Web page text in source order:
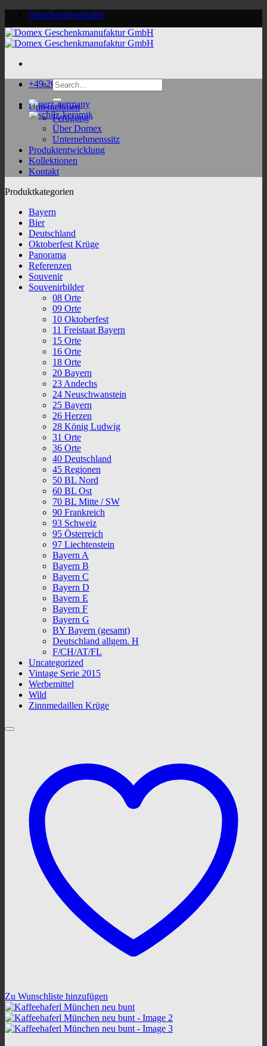
content
Sprachenumschalter
+49 2624 9188 0
Search
for:
Unternehmen
Fertigung
Über Domex
Unternehmenssitz
Produktentwicklung
Kollektionen
Kontakt
Produktkategorien
Bayern
Bier
Deutschland
Oktoberfest Krüge
Panorama
Referenzen
Souvenir
Souvenirbilder
08 Orte
09 Orte
10 Oktoberfest
11 Freistaat Bayern
15 Orte
16 Orte
18 Orte
20 Bayern
23 Andechs
24 Neuschwanstein
25 Bayern
26 Herzen
28 König Ludwig
31 Orte
36 Orte
40 Deutschland
45 Regionen
50 BL Nord
60 BL Ost
70 BL Mitte / SW
90 Frankreich
93 Schweiz
95 Österreich
97 Liechtenstein
Bayern A
Bayern B
Bayern C
Bayern D
Bayern E
Bayern F
Bayern G
BY Bayern (gesamt)
Deutschland allgem. H
F/CH/AT/FL
Uncategorized
Vintage Serie 2015
Werbemittel
Wild
Zinnmedaillen Krüge
Zu Wunschliste hinzufügen